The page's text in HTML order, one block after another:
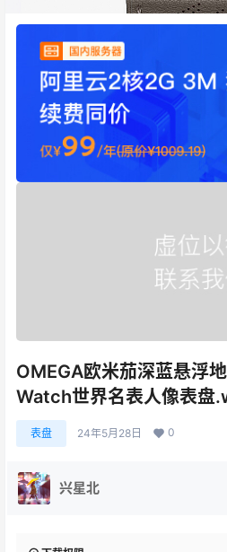
OMEGA欧米茄深蓝悬浮
Watch世界名表人像表
表盘 24年5月28日 0
兴星北